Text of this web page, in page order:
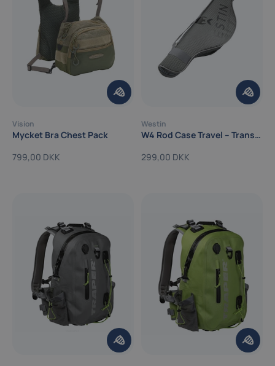
Vision
Mycket Bra Chest Pack
799,00 DKK
Westin
W4 Rod Case Travel – Transportetui til 4-delte stænger
299,00 DKK